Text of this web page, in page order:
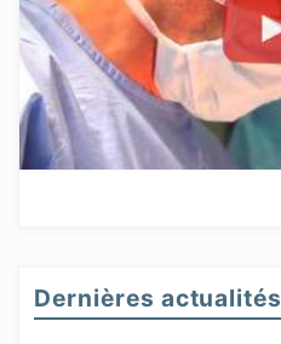
Dernières actualités